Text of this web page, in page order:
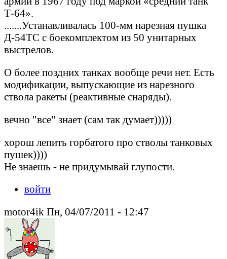
Т-64».
.......Устанавливалась 100-мм нарезная пушка
Д-54ТС с боекомплектом из 50 унитарных
выстрелов.
О более поздних танках вообще речи нет. Есть
модификации, выпускающие из нарезного
ствола ракеты (реактивные снаряды).
вечно "все" знает (сам так думает)))))
хорош лепить горбатого про стволы танковых
пушек))))
Не знаешь - не придумывай глупости.
войти
motor4ik Пн, 04/07/2011 - 12:47